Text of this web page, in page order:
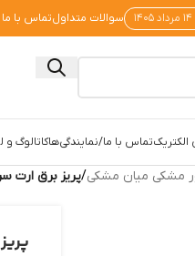
سوالات متداولتماس با ما
الکتریکتماس با ما/نمایندگی‌هاکاتالوگ
مشکی میان مشکی/پریز برق ارت